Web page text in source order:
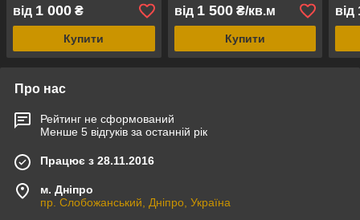
від 1 000 ₴
Купити
від 1 500₴/кв.м
Купити
від
Про нас
Рейтинг не сформований
Менше 5 відгуків за останній рік
Працює з 28.11.2016
м. Дніпро
пр. Слобожанський, Дніпро, Україна